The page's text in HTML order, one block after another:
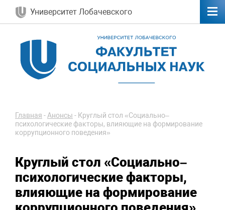
Университет Лобачевского
Главная -Анонсы - Круглый стол «Социально–
психологические факторы, влияющие на формирование
коррупционного поведения»
Круглый стол «Социально–
психологические факторы,
влияющие на формирование